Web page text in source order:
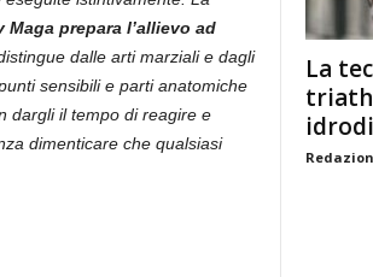
Maga prepara l’allievo ad
dalle arti marziali e dagli
sensibili e parti anatomiche
dargli il tempo di reagire e
dimenticare che qualsiasi
La